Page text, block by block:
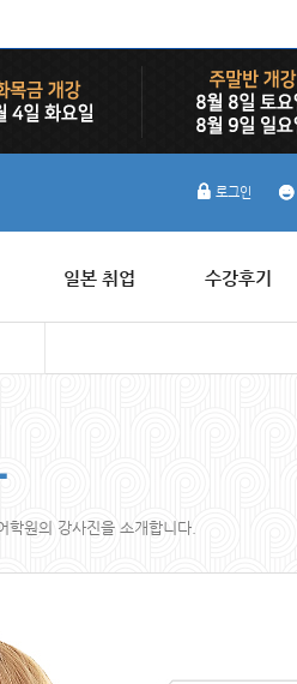
로그인
일본 취업 수강후기
원의 강사진을 소개합니다.